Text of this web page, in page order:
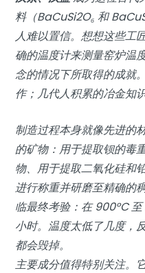
料（BaCuSi2O₆ 和
人难以置信。想想这些工
确的温度计来测量窑炉温
念的情况下所取得的成就
作；几代人积累的冶金知
制造过程本身就像先进的
的矿物：用于提取钡的毒
物、用于提取二氧化硅和
进行称重并研磨至精确的
临最终考验：在 900°C 至
小时。温度太低了几度，
都会毁掉。
主要成分值得特别关注。